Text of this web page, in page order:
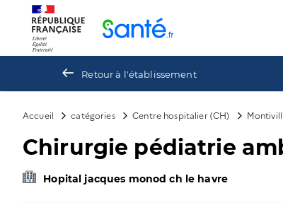
Retour à l'établissement
Accueil catégories Centre hospitalier (CH)
Chirurgie pédiatrie
Hopital jacques monod ch le havre
Panneau de gestion des cookies